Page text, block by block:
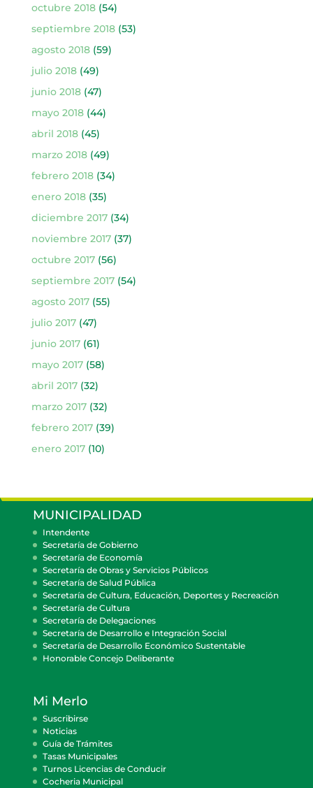
octubre 2018(54)
septiembre 2018(53)
agosto 2018(59)
julio 2018(49)
junio 2018(47)
mayo 2018(44)
abril 2018(45)
marzo 2018(49)
febrero 2018(34)
enero 2018(35)
diciembre 2017(34)
noviembre 2017(37)
octubre 2017(56)
septiembre 2017(54)
agosto 2017(55)
julio 2017(47)
junio 2017(61)
mayo 2017(58)
abril 2017(32)
marzo 2017(32)
febrero 2017(39)
enero 2017(10)
MUNICIPALIDAD
Intendente
Secretaría de Gobierno
Secretaría de Economía
Secretaría de Obras y Servicios Públicos
Secretaría de Salud Pública
Secretaría de Cultura, Educación, Deportes y Recreación
Secretaría de Cultura
Secretaría de Delegaciones
Secretaría de Desarrollo e Integración Social
Secretaría de Desarrollo Económico Sustentable
Honorable Concejo Deliberante
Mi Merlo
Suscribirse
Noticias
Guía de Trámites
Tasas Municipales
Turnos Licencias de Conducir
Cocheria Municipal